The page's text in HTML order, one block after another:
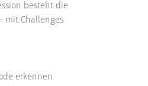
besteht die
mit Challenges
erkennen